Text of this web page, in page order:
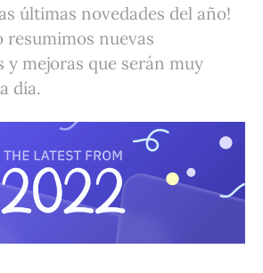
últimas novedades del año!
resumimos nuevas
y mejoras que serán muy
día.